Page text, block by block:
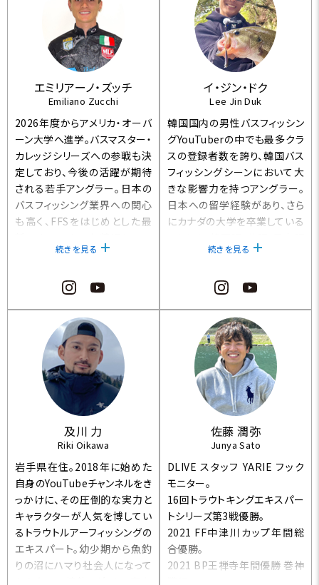
エミリアーノ・ズッチ
Emiliano Zucchi
2026年度からアメリカ・オーバ
ーン大学へ進学。バスマスター・
カレッジシリーズへの参戦も決
定しており、今後の活躍が期待
される若手アングラー。日本の
バスフィッシング業界への関心
も高く、FFSをはじめとした最
2025 MLF ELITE Champion
2026 MLF ELITE CHAMPION
SHIP [Lago di Pusiano] 1位
続きを見る
イ・ジン・ドク
Lee Jin Duk
韓国国内の男性バスフィッシン
グYouTuberの中でも最多クラ
スの登録者数を誇り、韓国バス
フィッシングシーンにおいて大
きな影響力を持つアングラー。
日本への留学経験があり、さら
にカナダの大学を卒業している
の3ヶ国語を操る。H-1グランプ
の亀山湖戦では2位に入賞。U3
出場をきっかけに、日本国内で
の注目度もさらに高まってい
2025年度 H-1グランプリ亀山
湖戦 2位
続きを見る
及川 力
Riki Oikawa
岩手県在住。2018年に始めた
自身のYouTubeチャンネルをき
っかけに、その圧倒的な実力と
キャラクターが人気を博してい
るトラウトルアーフィッシングの
エキスパート。幼少期から魚釣
りの沼にハマり社会人になって
佐藤 潤弥
Junya Sato
DLIVE スタッフ YARIE フック
モニター。
16回トラウトキングエキスパー
トシリーズ第3戦優勝。
2021 FF中津川カップ年間総
合優勝。
2021 BP王禅寺年間優勝 巻神